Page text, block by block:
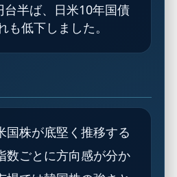
台半ば、日米10年国債
も低下しました。
国株が底堅く推移する
数ごとに方向感が分か